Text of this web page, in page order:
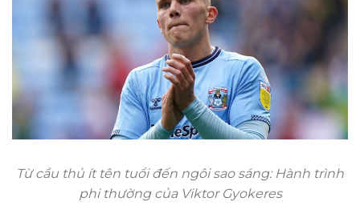
Từ cầu thủ ít tên tuổi đến ngôi sao sáng: Hành trình
phi thường của Viktor Gyokeres